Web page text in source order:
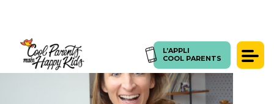
L’APPLI
COOL PARENTS
L’APPLI
COOL PARENTS
ACCUEIL >LES MEILLEURS CADEAUX À OFFRIR À UN PARENT !